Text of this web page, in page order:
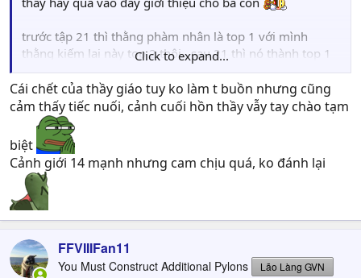
trước tập 21 thì thằng phàm nhân là top 1 với mình
thằng kiếm lai này top 2 thôi , sau 21 thì nó thành top 1
luôn
https://hh3dtq2.net/xem-phim/kiem-lai-episode-id-
25872.html
Click to expand...
Cái chết của thầy giáo tuy ko làm t buồn nhưng cũng
cảm thấy tiếc nuối, cảnh cuối hồn thầy vẫy tay chào tạm
biệt
Cảnh giới 14 mạnh nhưng cam chịu quá, ko đánh lại
FFVIIIFan11
You Must Construct Additional Pylons Lão Làng GVN